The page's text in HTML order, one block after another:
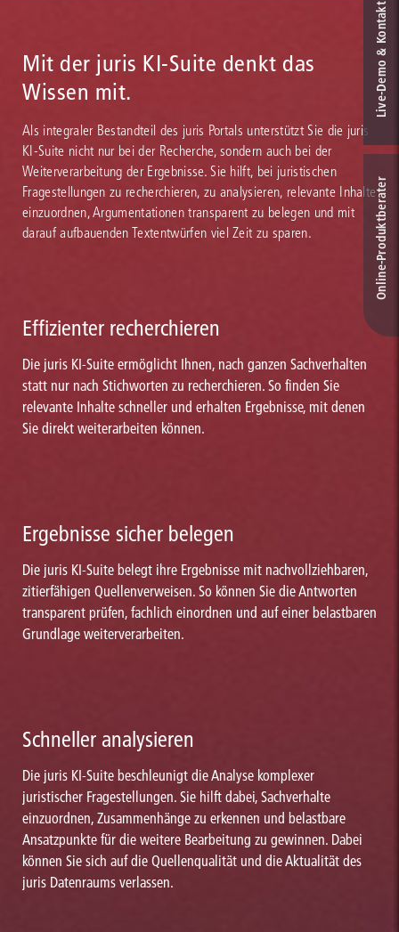
Mit der juris KI-Suite denkt das
Wissen mit.
Als integraler Bestandteil des juris Portals unterstützt Sie die juris
KI-Suite nicht nur bei der Recherche, sondern auch bei der
Weiterverarbeitung der Ergebnisse. Sie hilft, bei juristischen
Fragestellungen zu recherchieren, zu analysieren, relevante Inhalte
einzuordnen, Argumentationen transparent zu belegen und mit
darauf aufbauenden Textentwürfen viel Zeit zu sparen.
Effizienter recherchieren
Die juris KI-Suite ermöglicht Ihnen, nach ganzen Sachverhalten
statt nur nach Stichworten zu recherchieren. So finden Sie
relevante Inhalte schneller und erhalten Ergebnisse, mit denen
Sie direkt weiterarbeiten können.
Ergebnisse sicher belegen
Die juris KI-Suite belegt ihre Ergebnisse mit nachvollziehbaren,
zitierfähigen Quellenverweisen. So können Sie die Antworten
transparent prüfen, fachlich einordnen und auf einer belastbaren
Grundlage weiterverarbeiten.
Schneller analysieren
Die juris KI-Suite beschleunigt die Analyse komplexer
juristischer Fragestellungen. Sie hilft dabei, Sachverhalte
einzuordnen, Zusammenhänge zu erkennen und belastbare
Ansatzpunkte für die weitere Bearbeitung zu gewinnen. Dabei
können Sie sich auf die Quellenqualität und die Aktualität des
juris Datenraums verlassen.
Live‑Demo & Kontakt
Online-Produkt­berater